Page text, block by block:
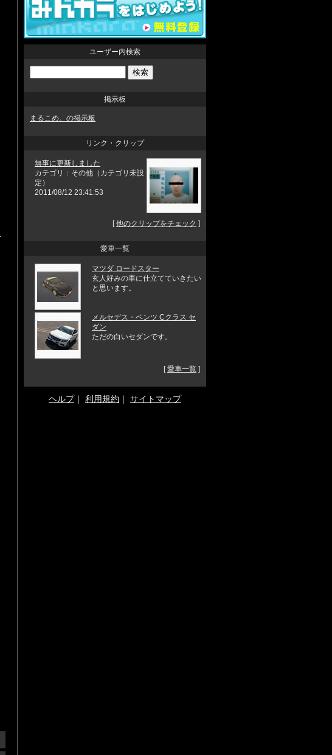
ユーザー内検索
掲示板
まるこめ。の掲示板
リンク・クリップ
無事に更新しました
カテゴリ：その他（カテゴリ未設
定）
2011/08/12 23:41:53
[他のクリップをチェック ]
愛車一覧
マツダ ロードスター
玄人好みの車に仕立てていきたい
と思います。
メルセデス・ベンツ Cクラス セ
ダン
ただの白いセダンです。
[愛車一覧 ]
ヘルプ｜ 利用規約 ｜ サイトマップ